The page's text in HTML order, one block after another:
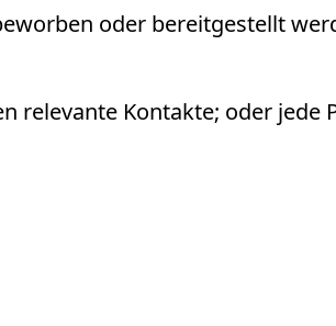
oder bereitgestellt
relevante Kontakte; oder jede